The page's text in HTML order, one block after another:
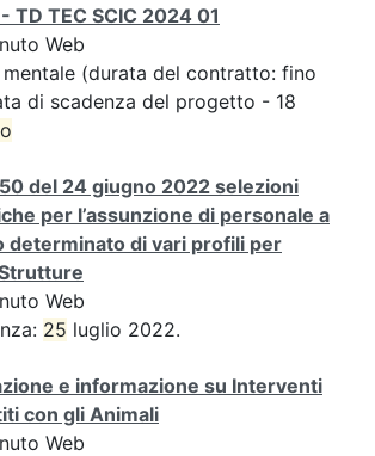
- TD TEC SCIC 2024 01
Web
mentale (durata del contratto: fino
di scadenza del progetto - 18
del 24 giugno 2022 selezioni
per l’assunzione di personale a
determinato di vari profili per
Web
25 luglio 2022.
e informazione su Interventi
con gli Animali
Web